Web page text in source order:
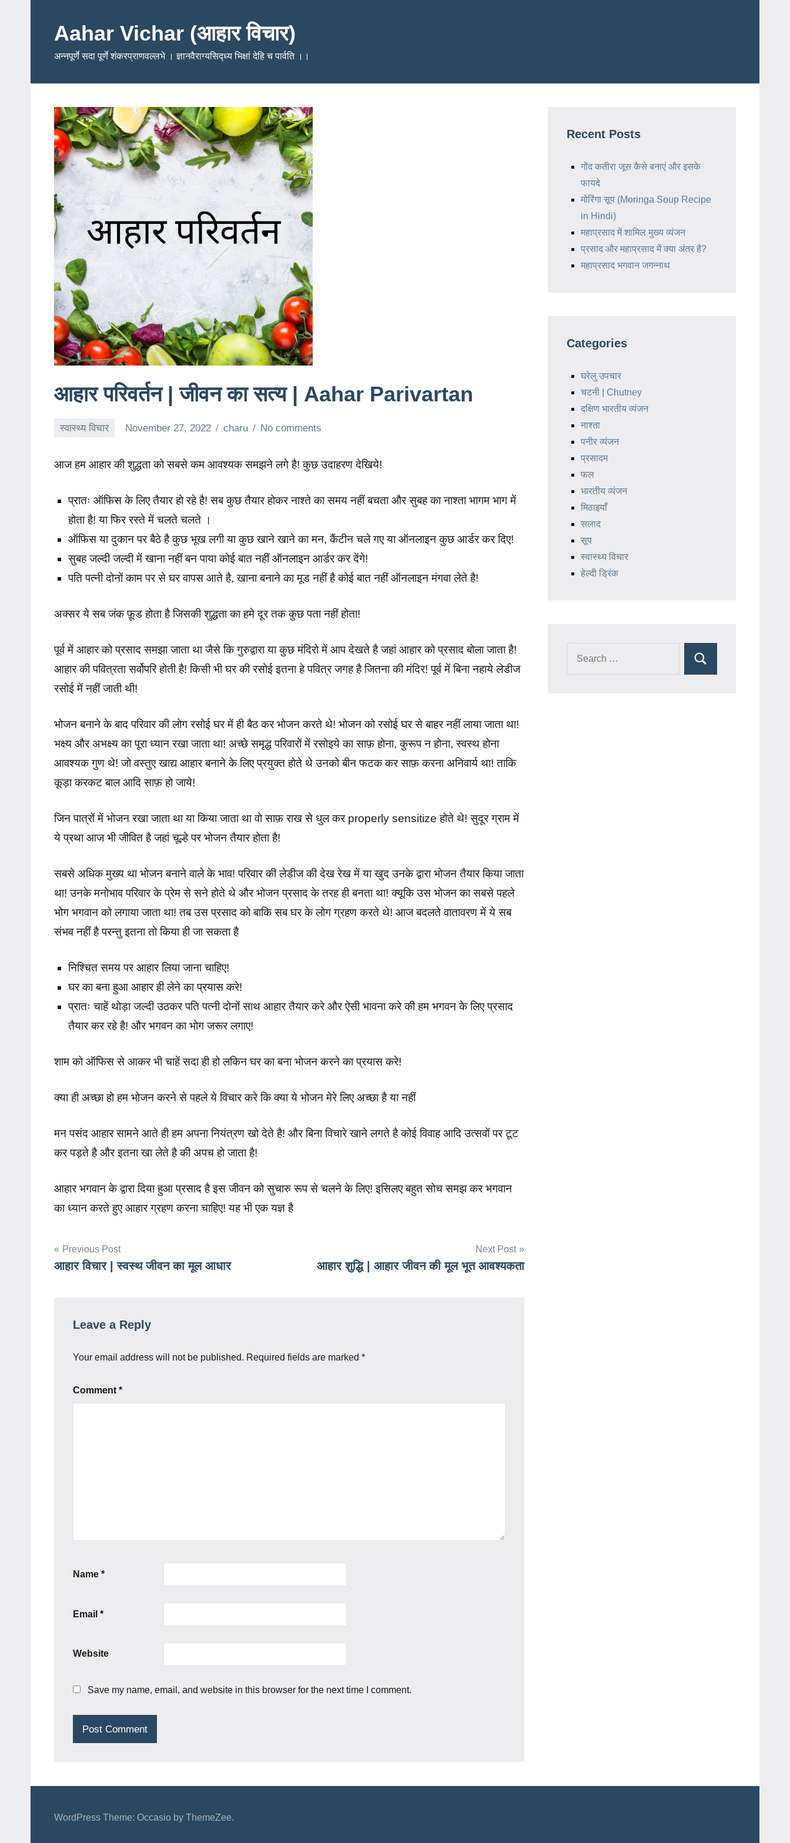
contentAahar Vichar (आहार विचार)
अन्नपूर्णे सदा पूर्णे शंकरप्राणवल्लभे । ज्ञानवैराग्यसिद्ध्य भिक्षां देहि च पार्वति ।।
आहार परिवर्तन | जीवन का सत्य | Aahar Parivartan
स्वास्थ्य विचार November 27, 2022 charu No comments
आज हम आहार की शुद्धता को सबसे कम आवश्यक समझने लगे है! कुछ उदाहरण देखिये!
प्रातः ऑफिस के लिए तैयार हो रहे है! सब कुछ तैयार होकर नाश्ते का समय नहीं बचता और सुबह का नाश्ता भागम भाग में
होता है! या फिर रस्ते में चलते चलते ।
ऑफिस या दुकान पर बैठे है कुछ भूख लगी या कुछ खाने खाने का मन, कैंटीन चले गए या ऑनलाइन कुछ आर्डर कर दिए!
सुबह जल्दी जल्दी में खाना नहीं बन पाया कोई बात नहीं ऑनलाइन आर्डर कर देंगे!
पति पत्नी दोनों काम पर से घर वापस आते है, खाना बनाने का मूड नहीं है कोई बात नहीं ऑनलाइन मंगवा लेते है!
अक्सर ये सब जंक फ़ूड होता है जिसकी शुद्धता का हमे दूर तक कुछ पता नहीं होता!
पूर्व में आहार को प्रसाद समझा जाता था जैसे कि गुरुद्वारा या कुछ मंदिरो में आप देखते है जहां आहार को प्रसाद बोला जाता है!
आहार की पवित्रता सर्वोपरि होती है! किसी भी घर की रसोई इतना हे पवित्र जगह है जितना की मंदिर! पूर्व में बिना नहाये लेडीज
रसोई में नहीं जाती थी!
भोजन बनाने के बाद परिवार की लोग रसोई घर में ही बैठ कर भोजन करते थे! भोजन को रसोई घर से बाहर नहीं लाया जाता था!
भक्ष्य और अभक्ष्य का पूरा ध्यान रखा जाता था! अच्छे समृद्ध परिवारों में रसोइये का साफ़ होना, कुरूप न होना, स्वस्थ होना
आवश्यक गुण थे! जो वस्तुए खाद्य आहार बनाने के लिए प्रयुक्त होते थे उनको बीन फटक कर साफ़ करना अनिवार्य था! ताकि
कूड़ा करकट बाल आदि साफ़ हो जाये!
जिन पात्रों में भोजन रखा जाता था या किया जाता था वो साफ़ राख से धुल कर properly sensitize होते थे! सुदूर ग्राम में
ये प्रथा आज भी जीवित है जहां चूल्हे पर भोजन तैयार होता है!
सबसे अधिक मुख्य था भोजन बनाने वाले के भाव! परिवार की लेडीज की देख रेख में या खुद उनके द्वारा भोजन तैयार किया जाता
था! उनके मनोभाव परिवार के प्रेम से सने होते थे और भोजन प्रसाद के तरह ही बनता था! क्यूकि उस भोजन का सबसे पहले
भोग भगवान को लगाया जाता था! तब उस प्रसाद को बाकि सब घर के लोग ग्रहण करते थे! आज बदलते वातावरण में ये सब
संभव नहीं है परन्तु इतना तो किया ही जा सकता है
निश्चित समय पर आहार लिया जाना चाहिए!
घर का बना हुआ आहार ही लेने का प्रयास करे!
प्रातः चाहें थोड़ा जल्दी उठकर पति पत्नी दोनों साथ आहार तैयार करे और ऐसी भावना करे की हम भगवन के लिए प्रसाद
तैयार कर रहे है! और भगवन का भोग जरूर लगाए!
शाम को ऑफिस से आकर भी चाहें सदा ही हो लकिन घर का बना भोजन करने का प्रयास करे!
क्या ही अच्छा हो हम भोजन करने से पहले ये विचार करे कि क्या ये भोजन मेरे लिए अच्छा है या नहीं
मन पसंद आहार सामने आते ही हम अपना नियंत्रण खो देते है! और बिना विचारे खाने लगते है कोई विवाह आदि उत्सवों पर टूट
कर पड़ते है और इतना खा लेते है की अपच हो जाता है!
आहार भगवान के द्वारा दिया हुआ प्रसाद है इस जीवन को सुचारु रूप से चलने के लिए! इसिलए बहुत सोच समझ कर भगवान
का ध्यान करते हुए आहार ग्रहण करना चाहिए! यह भी एक यज्ञ है
Post
navigation
Previous Post
आहार विचार | स्वस्थ जीवन का मूल आधार
Next Post
आहार शुद्धि | आहार जीवन की मूल भूत आवश्यकता
Leave a Reply
Your email address will not be published. Required fields are marked *
Comment *
Name *
Email *
Website
Save my name, email, and website in this browser for the next time I comment.
Recent Posts
गोंद कतीरा जूस कैसे बनाएं और इसके
फायदे
मोरिंगा सूप (Moringa Soup Recipe
in Hindi)
महाप्रसाद में शामिल मुख्य व्यंजन
प्रसाद और महाप्रसाद में क्या अंतर है?
महाप्रसाद भगवान जगन्नाथ
Categories
घरेलु उपचार
चटनी | Chutney
दक्षिण भारतीय व्यंजन
नाश्ता
पनीर व्यंजन
प्रसादम
फल
भारतीय व्यंजन
मिठाइयाँ
सलाद
सूप
स्वास्थ्य विचार
हेल्दी ड्रिंक
Search
WordPress Theme: Occasio by ThemeZee.